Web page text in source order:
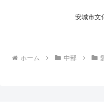
安城市文
ホーム 中部